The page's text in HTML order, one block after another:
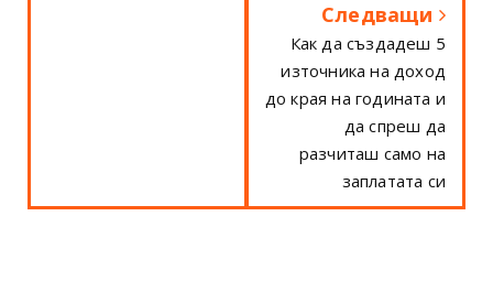
Следващи
Как да създадеш 5
източника на доход
до края на годината и
да спреш да
разчиташ само на
заплатата си